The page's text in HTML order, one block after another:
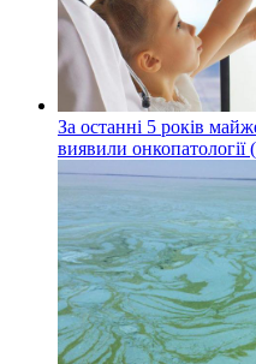
За останні 5 років
виявили онкопатології